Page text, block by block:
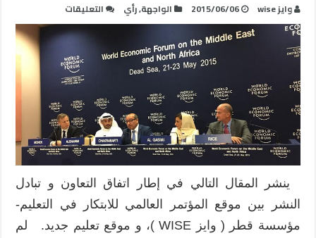
وايز wise 2015/06/06 الواجهة,رأي التعليقات
هل
ينجح
تعليم
ريادة
الأعمال
في
إنهاء
بطالة
الشباب
العربي؟
مغلقة
ينشر المقال التالي في إطار اتفاق التعاون و تبادل
النشر بين موقع المؤتمر العالمي للابتكار في التعليم-
مؤسسة قطر ( وايز WISE )، و موقع تعليم جديد. لم